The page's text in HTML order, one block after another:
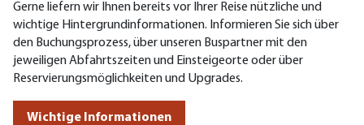
Gerne liefern wir Ihnen bereits vor Ihrer Reise nützliche und
wichtige Hintergrundinformationen. Informieren Sie sich über
den Buchungsprozess, über unseren Buspartner mit den
jeweiligen Abfahrtszeiten und Einsteigeorte oder über
Reservierungsmöglichkeiten und Upgrades.
Wichtige Informationen